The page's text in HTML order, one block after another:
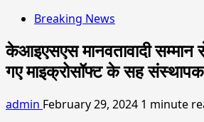
Breaking News
केआइएसएस मानवतावादी सम्मान
गए माइक्रोसॉफ्ट के सह
admin February 29, 2024 1 minute